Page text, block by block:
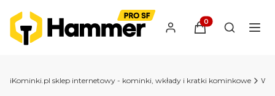
Produkty w
Otwórz
iKominki.pl sklep internetowy - kominki, wkłady i kratki kominkowe